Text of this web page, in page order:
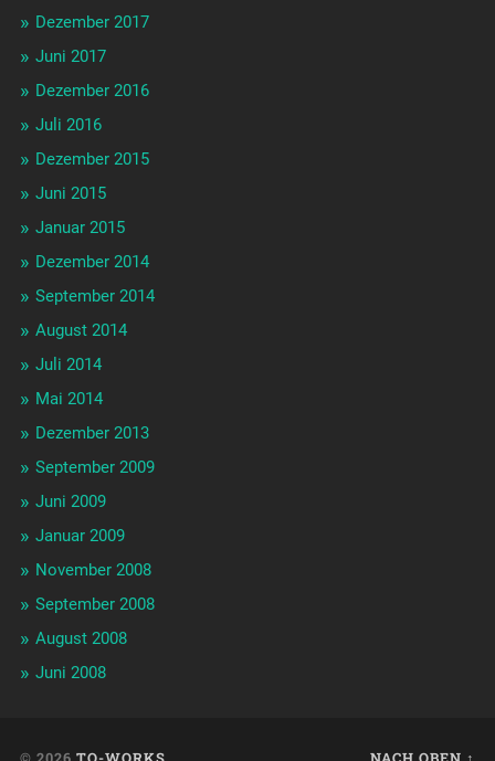
Dezember 2017
Juni 2017
Dezember 2016
Juli 2016
Dezember 2015
Juni 2015
Januar 2015
Dezember 2014
September 2014
August 2014
Juli 2014
Mai 2014
Dezember 2013
September 2009
Juni 2009
Januar 2009
November 2008
September 2008
August 2008
Juni 2008